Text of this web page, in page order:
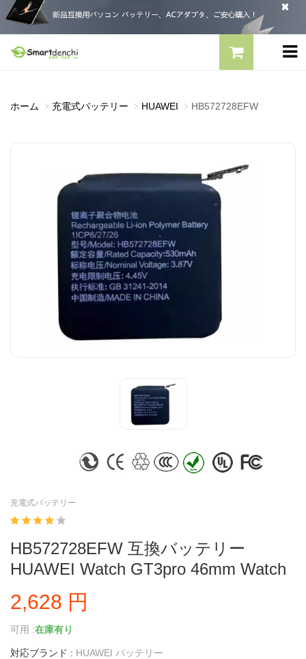
ホーム 充電式バッテリー HUAWEI HB572728EFW
充電式バッテリー
HB572728EFW 互換バッテリー
HUAWEI Watch GT3pro 46mm Watch
2,628 円
可用 :在庫有り
対応ブランド : HUAWEI バッテリー